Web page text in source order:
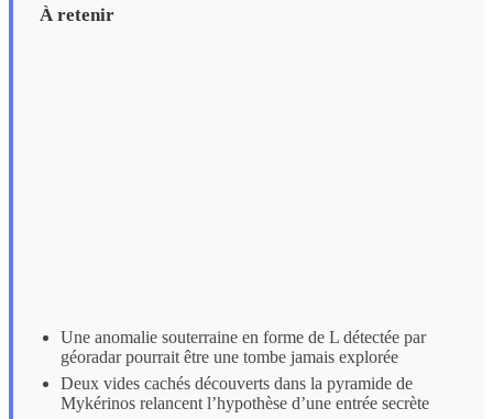
À retenir
Une anomalie souterraine en forme de L détectée par
géoradar pourrait être une tombe jamais explorée
Deux vides cachés découverts dans la pyramide de
Mykérinos relancent l’hypothèse d’une entrée secrète